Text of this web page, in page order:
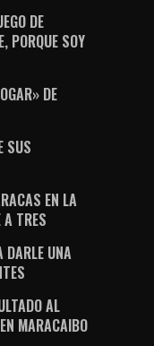
DE
PORQUE SOY
DE
SUS
EN LA
A TRES
DARLE UNA
AL
MARACAIBO